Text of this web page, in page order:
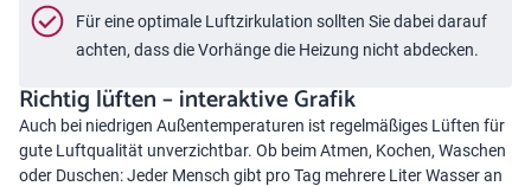
Für eine optimale Luftzirkulation sollten Sie dabei darauf
achten, dass die Vorhänge die Heizung nicht abdecken.
Richtig lüften – interaktive Grafik
Auch bei niedrigen Außentemperaturen ist regelmäßiges Lüften für
gute Luftqualität unverzichtbar. Ob beim Atmen, Kochen, Waschen
oder Duschen: Jeder Mensch gibt pro Tag mehrere Liter Wasser an